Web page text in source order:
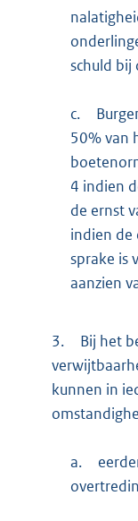
schuld bij
c.
50% van
4 indien
de ernst
indien de
sprake is
aanzien
3.
Bij het
kunnen in
a.